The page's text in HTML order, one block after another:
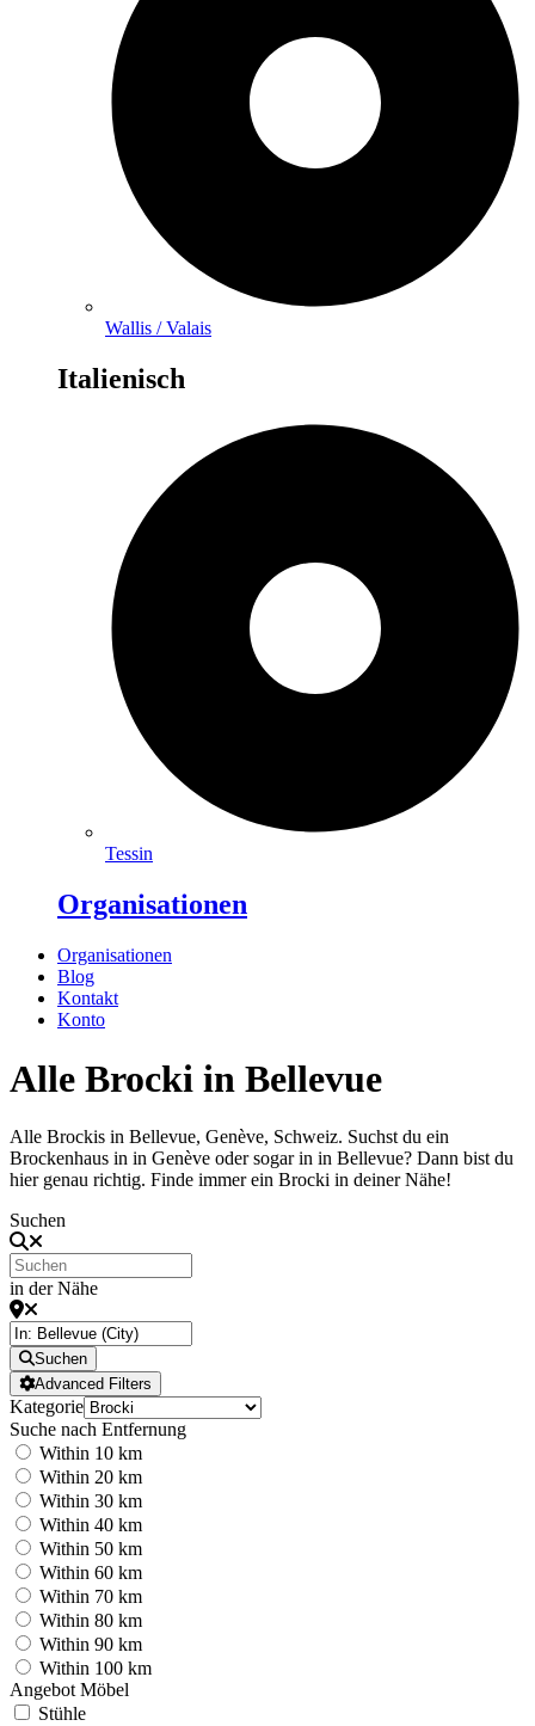
Wallis / Valais
Italienisch
Tessin
Organisationen
Organisationen
Blog
Kontakt
Konto
Alle Brocki in Bellevue
Alle Brockis in Bellevue, Genève, Schweiz. Suchst du ein
Brockenhaus in in Genève oder sogar in in Bellevue? Dann bist du
hier genau richtig. Finde immer ein Brocki in deiner Nähe!
Suchen
in der Nähe
Suchen
Advanced Filters
Kategorie
Suche nach Entfernung
Within 10 km
Within 20 km
Within 30 km
Within 40 km
Within 50 km
Within 60 km
Within 70 km
Within 80 km
Within 90 km
Within 100 km
Angebot Möbel
Stühle